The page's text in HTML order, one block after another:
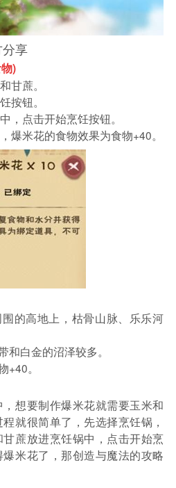
享
)
甘蔗。
按钮。
，点击开始烹饪按钮。
爆米花的食物效果为食物+40。
的高地上，枯骨山脉、乐乐河
和白金的沼泽较多。
。
想要制作爆米花就需要玉米和
就很简单了，先选择烹饪锅，
蔗放进烹饪锅中，点击开始烹
米花了，那创造与魔法的攻略